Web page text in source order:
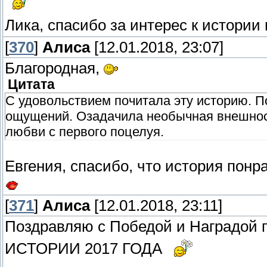
Лика, спасибо за интерес к
[370] Алиса[12.01.2018, 23:07]
Благородная,
Цитата
С удовольствием почитала эту историю.
ощущений. Озадачила необычная
любви с первого поцелуя.
Евгения, спасибо, что история
[371] Алиса[12.01.2018, 23:11]
Поздравляю с Победой и Наградой
ИСТОРИИ 2017 ГОДА